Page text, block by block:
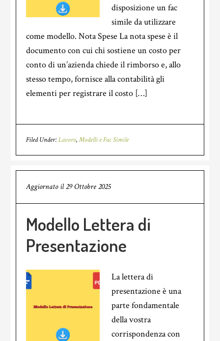
disposizione un fac
simile da utilizzare
come modello. Nota Spese La nota spese è il
documento con cui chi sostiene un costo per
conto di un’azienda chiede il rimborso e, allo
stesso tempo, fornisce alla contabilità gli
elementi per registrare il costo […]
Filed Under:Lavoro,Modelli e Fac Simile
Aggiornato il29 Ottobre 2025
Modello Lettera di
Presentazione
La lettera di
presentazione è una
parte fondamentale
della vostra
corrispondenza con